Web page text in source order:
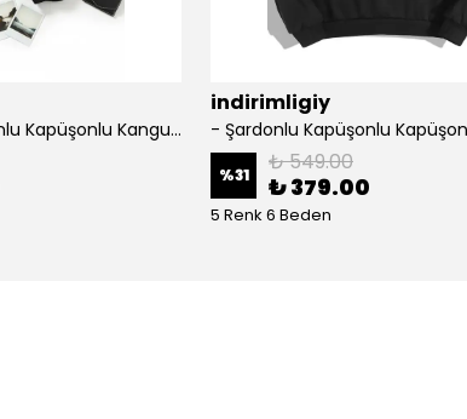
- Şardonlu Kapüşonlu Kapüşonlu Kanguru Cep Oversize Lastik Paça Sweatshirt Takimi
indirimligiy
%31 ₺ 549.00
₺ 379.00
5 Renk 6 Beden